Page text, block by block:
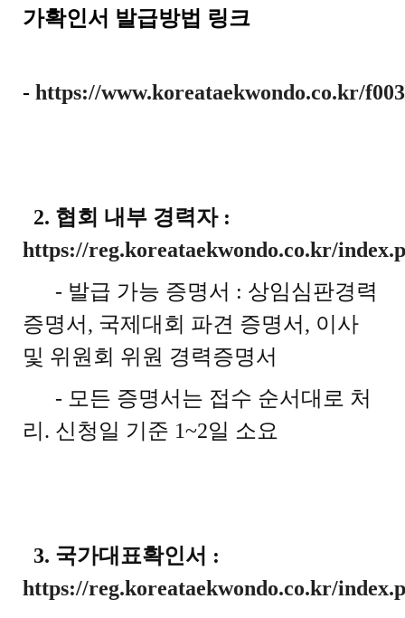
가확인서 발급방법 링크
- https://www.koreataekwondo.co.kr/
2. 협회 내부 경력자 :
https://reg.koreataekwondo.co.kr/
- 발급 가능 증명서 : 상임심판경력
증명서, 국제대회 파견 증명서, 이사
및 위원회 위원 경력증명서
- 모든 증명서는 접수 순서대로 처
리. 신청일 기준 1~2일 소요
3. 국가대표확인서 :
https://reg.koreataekwondo.co.kr/